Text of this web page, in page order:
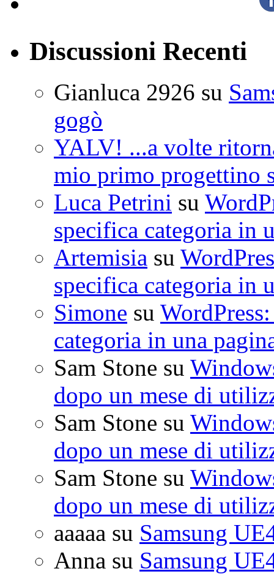
Discussioni Recenti
Gianluca 2926 su
gogò
YALV! ...a volte
mio primo progettino
Luca Petrini su
specifica categoria in
Artemisia su
specifica categoria in
Simone su
categoria in una
Sam Stone su
dopo un mese di
Sam Stone su
dopo un mese di
Sam Stone su
dopo un mese di
aaaaa su Samsung
Anna su Samsung